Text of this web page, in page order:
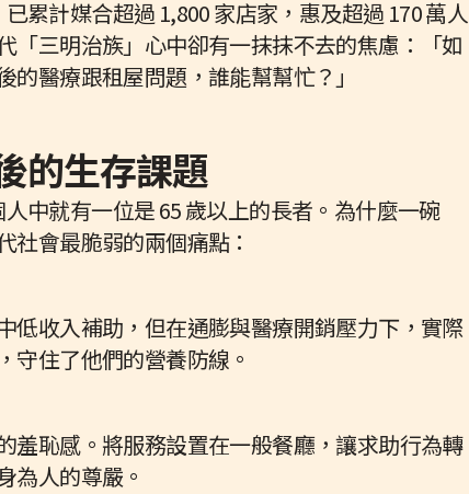
累計媒合超過 1,800 家店家，惠及超過 170 萬人
三明治族」心中卻有一抹抹不去的焦慮：「如
醫療跟租屋問題，誰能幫幫忙？」
的生存課題
中就有一位是 65 歲以上的長者。為什麼一碗
社會最脆弱的兩個痛點：
低收入補助，但在通膨與醫療開銷壓力下，實際
守住了他們的營養防線。
羞恥感。將服務設置在一般餐廳，讓求助行為轉
為人的尊嚴。